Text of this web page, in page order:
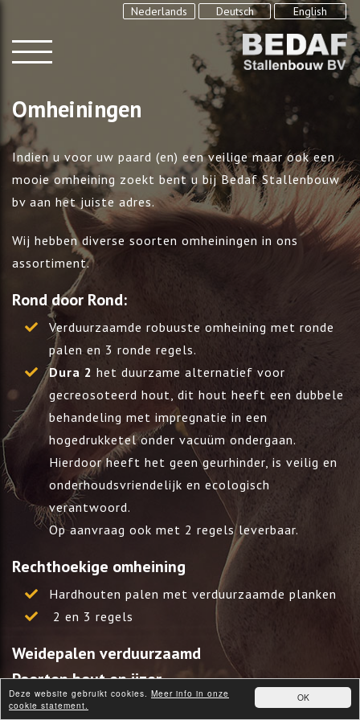
OK
Deze website gebruikt cookies. Meer info in onze
cookie statement.
Nederlands Deutsch English
Omheiningen
Indien u voor uw paard (en) een veilige maar ook een
mooie omheining zoekt bent u bij Bedaf Stallenbouw
bv aan het juiste adres.
Wij hebben diverse soorten omheiningen in ons
assortiment.
Rond door Rond:
Verduurzaamde robuuste omheining met ronde
palen en 3 ronde regels.
Dura 2 het duurzame alternatief voor
gecreosoteerd hout, dit hout heeft een dubbele
behandeling met impregnatie in een
hogedrukketel onder vacuüm ondergaan.
Hierdoor heeft het geen geurhinder, is veilig en
onderhoudsvriendelijk en ecologisch
verantwoord.
Op aanvraag ook met 2 regels leverbaar.
Rechthoekige omheining
Hardhouten palen met verduurzaamde planken
2 en 3 regels
Weidepalen verduurzaamd
Poorten hout en ijzer.
houten enkele poort standaard 1.50 mtr andere